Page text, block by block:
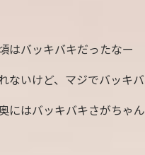
はバッキバキだったなー
ないけど、マジでバッキバ
にはバッキバキさがちゃ